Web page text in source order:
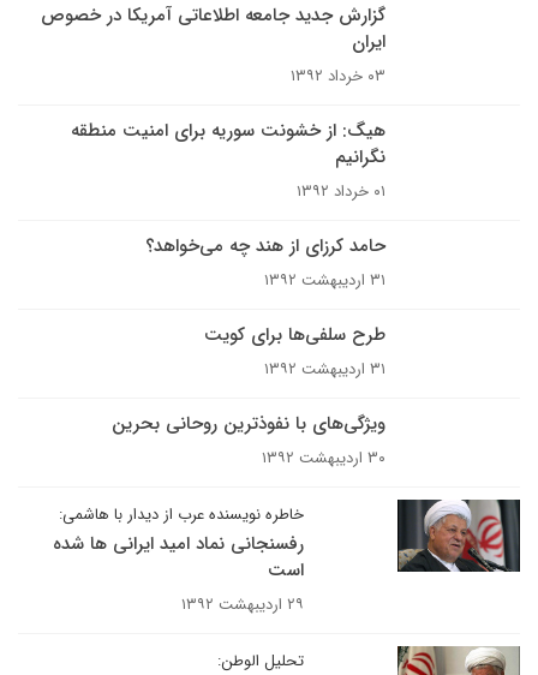
گزارش جدید جامعه اطلاعاتی آمریکا در خصوص
ایران
۰۳ خرداد ۱۳۹۲
هیگ: از خشونت سوریه برای امنیت منطقه
نگرانیم
۰۱ خرداد ۱۳۹۲
حامد کرزای از هند چه می‌خواهد؟
۳۱ اردیبهشت ۱۳۹۲
طرح سلفی‌ها برای کویت
۳۱ اردیبهشت ۱۳۹۲
ویژگی‌های با نفوذترین روحانی بحرین
۳۰ اردیبهشت ۱۳۹۲
خاطره نویسنده عرب از دیدار با هاشمی:
رفسنجانی نماد امید ایرانی ها شده
است
۲۹ اردیبهشت ۱۳۹۲
تحلیل الوطن: